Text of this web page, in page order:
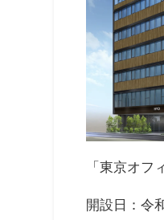
「東京オフ
開設日：令